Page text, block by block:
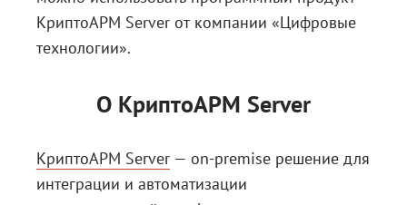
КриптоАРМ Server от компании «Цифровые
технологии».
О КриптоАРМ Server
КриптоАРМ Server — on-premise решение для
интеграции и автоматизации